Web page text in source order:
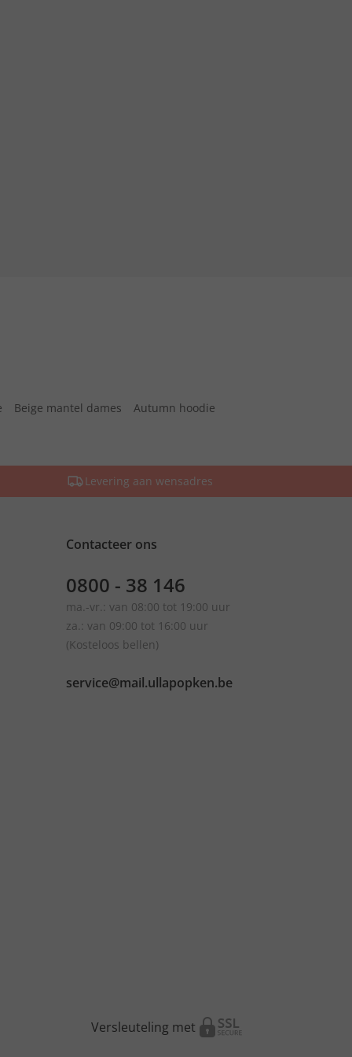
Beige mantel dames Autumn hoodie
Levering aan wensadres
Contacteer ons
0800 - 38 146
ma.-vr.: van 08:00 tot 19:00 uur
za.: van 09:00 tot 16:00 uur
(Kosteloos bellen)
service@mail.ullapopken.be
Versleuteling met